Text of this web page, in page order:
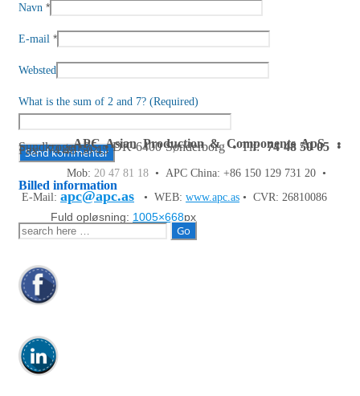
Navn *
E-mail *
Websted
What is the sum of 2 and 7? (Required)
Billed information
Fuld opløsning: 1005×668px
APC Asian Production & Components ApS•
Sundkrogen 35 • DK-6400 Sønderborg • Tlf:74 48 50 05•
Fax: 74 48 50 45
Mob: 20 47 81 18 • APC China: +86 150 129 731 20 •
E-Mail: apc@apc.as • WEB: www.apc.as • CVR: 26810086
Søg